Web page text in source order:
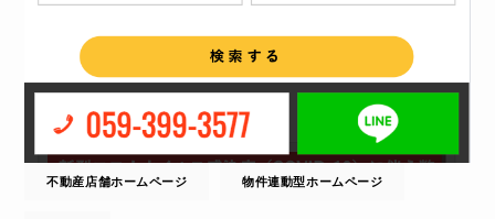
不動産店舗ホームページ 物件連動型ホームページ